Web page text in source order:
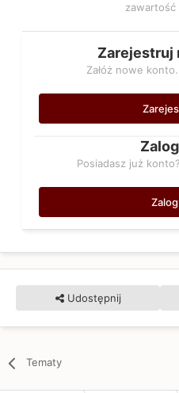
Zarejestruj
Załóż nowe
Posiadasz już
Udostępnij
Tematy